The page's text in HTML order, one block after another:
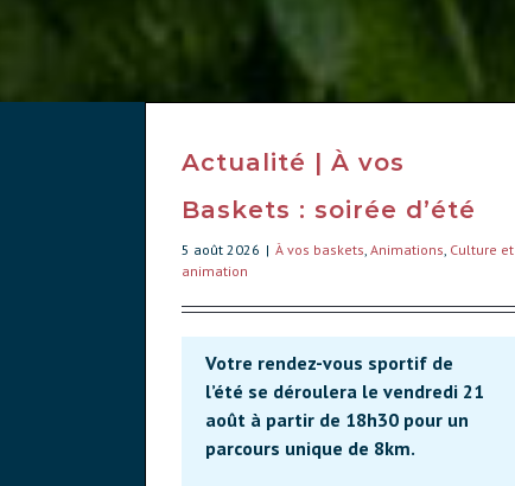
Actualité | À vos
Baskets : soirée d’été
5 août 2026 | À vos baskets, Animations, Culture et
animation
Votre rendez-vous sportif de
l’été se déroulera le vendredi 21
août à partir de 18h30 pour un
parcours unique de 8km.